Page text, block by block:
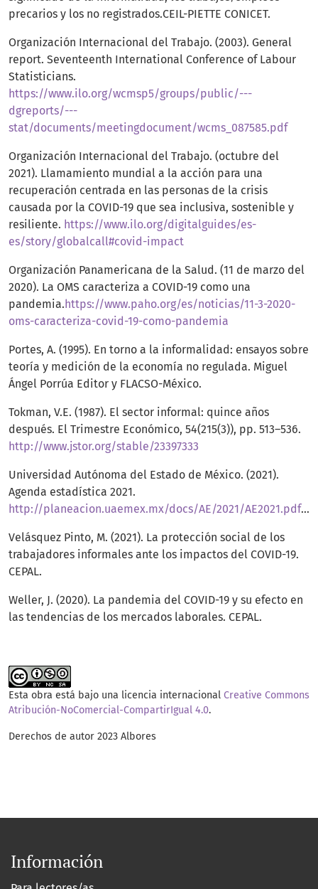
precarios y los no registrados.CEIL-PIETTE CONICET.
Organización Internacional del Trabajo. (2003). General
report. Seventeenth International Conference of Labour
Statisticians.
https://www.ilo.org/wcmsp5/groups/public/---
dgreports/---
stat/documents/meetingdocument/wcms_087585.pdf
Organización Internacional del Trabajo. (octubre del
2021). Llamamiento mundial a la acción para una
recuperación centrada en las personas de la crisis
causada por la COVID-19 que sea inclusiva, sostenible y
resiliente. https://www.ilo.org/digitalguides/es-
es/story/globalcall#covid-impact
Organización Panamericana de la Salud. (11 de marzo del
2020). La OMS caracteriza a COVID-19 como una
pandemia. https://www.paho.org/es/noticias/11-3-2020-
oms-caracteriza-covid-19-como-pandemia
Portes, A. (1995). En torno a la informalidad: ensayos sobre
teoría y medición de la economía no regulada. Miguel
Ángel Porrúa Editor y FLACSO-México.
Tokman, V.E. (1987). El sector informal: quince años
después. El Trimestre Económico, 54(215(3)), pp. 513–536.
http://www.jstor.org/stable/23397333
Universidad Autónoma del Estado de México. (2021).
Agenda estadística 2021.
http://planeacion.uaemex.mx/docs/AE/2021/AE2021.pdf#page=39
Velásquez Pinto, M. (2021). La protección social de los
trabajadores informales ante los impactos del COVID-19.
CEPAL.
Weller, J. (2020). La pandemia del COVID-19 y su efecto en
las tendencias de los mercados laborales. CEPAL.
Esta obra está bajo una licencia internacional Creative Commons
Atribución-NoComercial-CompartirIgual 4.0.
Derechos de autor 2023 Albores
Información